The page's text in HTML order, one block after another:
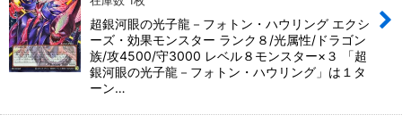
超銀河眼の光子龍－フォトン・ハウリング エクシ
ーズ・効果モンスター ランク８/光属性/ドラゴン
族/攻4500/守3000 レベル８モンスター×３ 「超
銀河眼の光子龍－フォトン・ハウリング」は１タ
ーン…